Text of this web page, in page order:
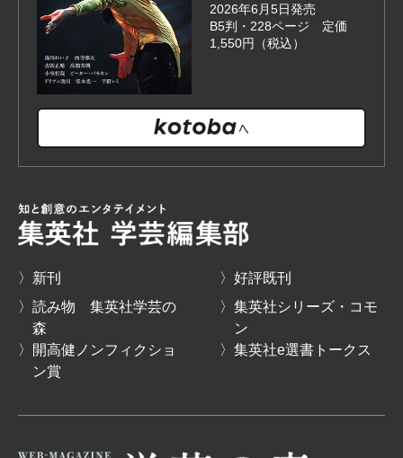
2026年6月5日発売
B5判・228ページ 定価
1,550円（税込）
〉新刊
〉読み物 集英社学芸の
森
〉開高健ノンフィクショ
ン賞
〉好評既刊
〉集英社シリーズ・コモ
ン
〉集英社e選書トークス